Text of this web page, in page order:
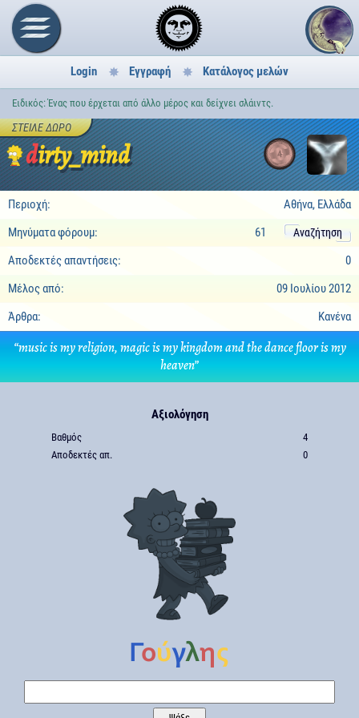
Login Εγγραφή Κατάλογος μελών
Ειδικός: Ένας που έρχεται από άλλο μέρος και δείχνει σλάιντς.
dirty_mind 4
ΣΤΕΊΛΕ ΔΏΡΟ
Περιοχή:
Αθήνα, Ελλάδα
Μηνύματα φόρουμ:
61 Αναζήτηση
Αποδεκτές απαντήσεις:
0
Μέλος από:
09 Ιουλίου 2012
Άρθρα:
Κανένα
“music is my religion, magic is my kingdom and the dance floor is my
heaven”
Αξιολόγηση
Βαθμός
4
Αποδεκτές απ.
0